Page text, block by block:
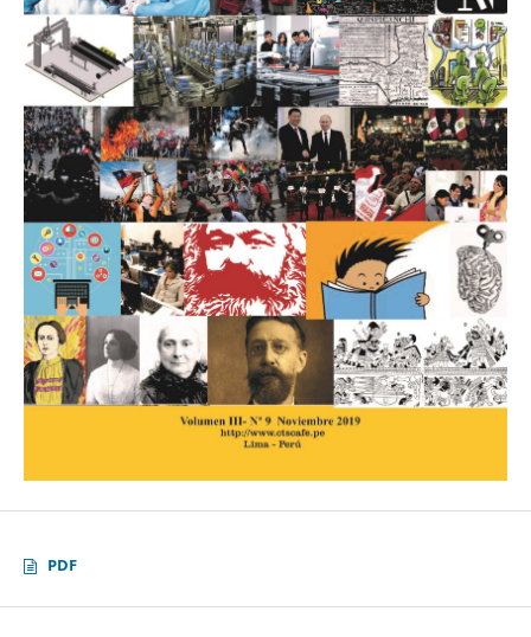
PDF